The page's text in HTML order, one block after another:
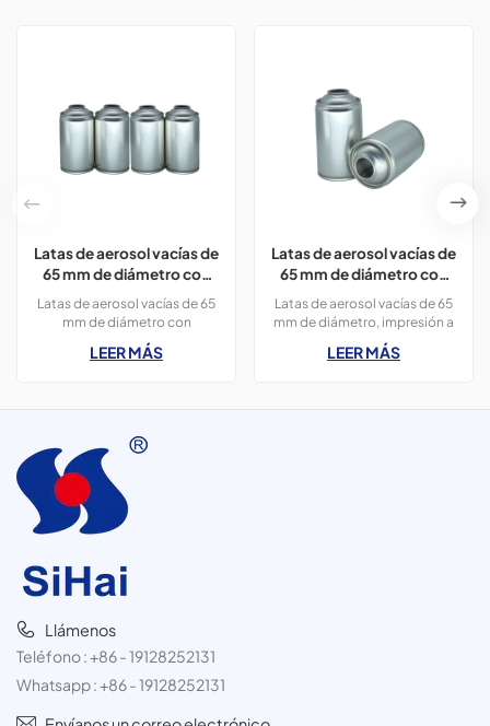
Latas de aerosol vacías de
65 mm de diámetro con
impresión en colores
CMYK de 300 ml para
Latas de aerosol vacías de 65
mm de diámetro con
impresión en colores CMYK de
400 ml para pintura en
LEER MÁS
Latas de aerosol vacías de
65 mm de diámetro con
impresión para usar como
abrillantador y
ambientador para
automóviles.
Latas de aerosol vacías de 65
mm de diámetro, impresión a
color OEM, 300 ml, aptas para
productos abrillantadores y
LEER MÁS
Llámenos
Teléfono :+86 - 19128252131
Whatsapp :+86 - 19128252131